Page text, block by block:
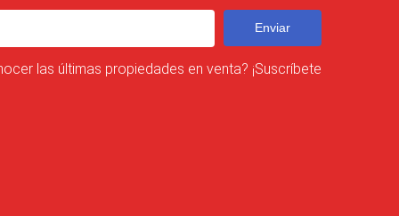
Enviar
las últimas propiedades en venta? ¡Suscríbete